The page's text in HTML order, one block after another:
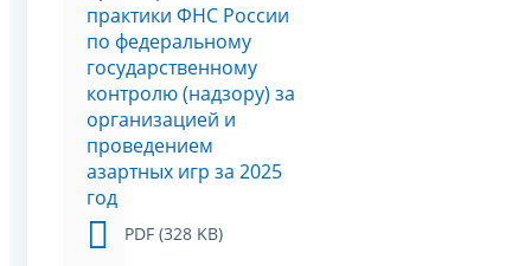
практики ФНС России
по федеральному
государственному
контролю (надзору) за
организацией и
проведением
азартных игр за 2025
год
PDF (328 KB)